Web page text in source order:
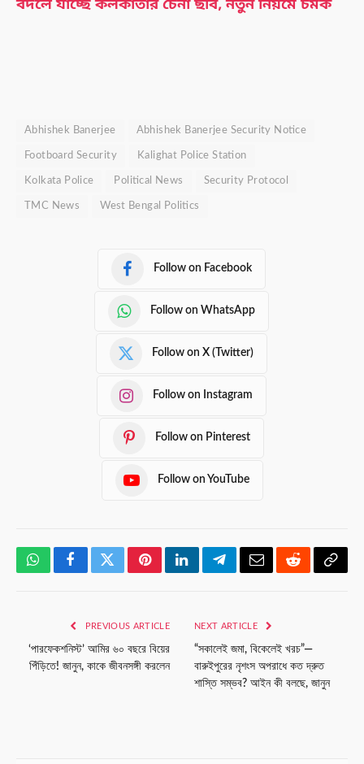
বদলে যাচ্ছে কলকাতার চেনা ছবি, নতুন নিয়মে চমক
Abhishek Banerjee Abhishek Banerjee Security Notice
Footboard Security Kalighat Police Station
Kolkata Police Political News Security Protocol
TMC News West Bengal Politics
Follow on Facebook
Follow on WhatsApp
Follow on X (Twitter)
Follow on Instagram
Follow on Pinterest
Follow on YouTube
WhatsAppFacebookTwitterPinterestLinkedInTelegramEmailRedditCopy
PREVIOUS ARTICLE
‘পারফেকশনিস্ট’ আমির ৬০ বছরে বিয়ের
পিঁড়িতে! জানুন, কাকে জীবনসঙ্গী করলেন
NEXT ARTICLE
“সকালেই জমা, বিকেলেই খরচ”—
বারুইপুরের নৃশংস অপরাধে কত দ্রুত
শাস্তি সম্ভব? আইন কী বলছে, জানুন